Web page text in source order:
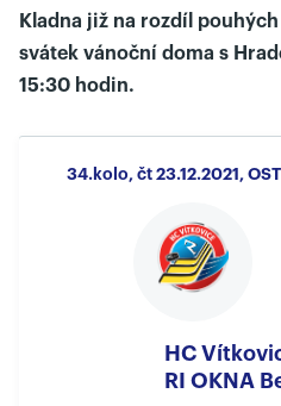
Kladna již na rozdíl
svátek vánoční doma s
15:30 hodin.
34.kolo, čt 23.12.2021,
HC
RI OKNA